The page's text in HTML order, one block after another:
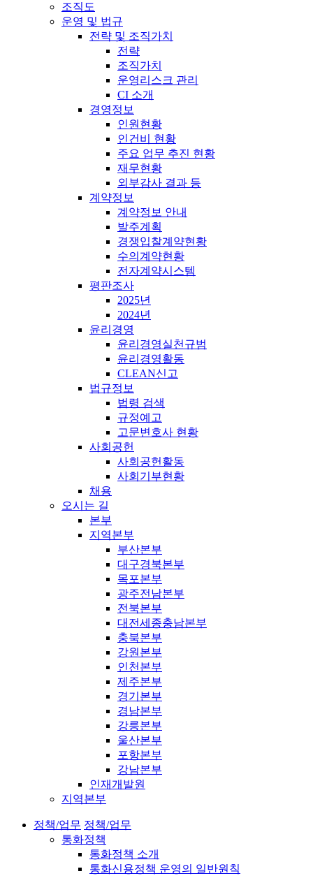
조직도
운영 및 법규
전략 및 조직가치
전략
조직가치
운영리스크 관리
CI 소개
경영정보
인원현황
인건비 현황
주요 업무 추진 현황
재무현황
외부감사 결과 등
계약정보
계약정보 안내
발주계획
경쟁입찰계약현황
수의계약현황
전자계약시스템
평판조사
2025년
2024년
윤리경영
윤리경영실천규범
윤리경영활동
CLEAN신고
법규정보
법령 검색
규정예고
고문변호사 현황
사회공헌
사회공헌활동
사회기부현황
채용
오시는 길
본부
지역본부
부산본부
대구경북본부
목포본부
광주전남본부
전북본부
대전세종충남본부
충북본부
강원본부
인천본부
제주본부
경기본부
경남본부
강릉본부
울산본부
포항본부
강남본부
인재개발원
지역본부
정책/업무 정책/업무
통화정책
통화정책 소개
통화신용정책 운영의 일반원칙